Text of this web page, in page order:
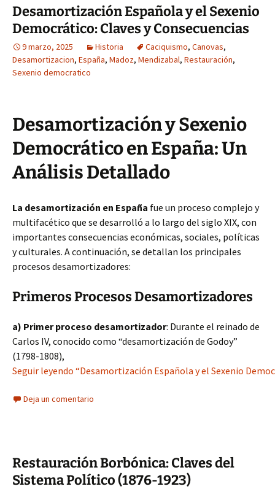
Desamortización Española y el Sexenio
Democrático: Claves y Consecuencias
9 marzo, 2025 Historia Caciquismo, Canovas,
Desamortizacion, España, Madoz, Mendizabal, Restauración,
Sexenio democratico
Desamortización y Sexenio
Democrático en España: Un
Análisis Detallado
La desamortización en España fue un proceso complejo y
multifacético que se desarrolló a lo largo del siglo XIX, con
importantes consecuencias económicas, sociales, políticas
y culturales. A continuación, se detallan los principales
procesos desamortizadores:
Primeros Procesos Desamortizadores
a) Primer proceso desamortizador: Durante el reinado de
Carlos IV, conocido como “desamortización de Godoy”
(1798-1808),
Seguir leyendo “Desamortización Española y el Sexenio
Deja un comentario
Restauración Borbónica: Claves del
Sistema Político (1876-1923)